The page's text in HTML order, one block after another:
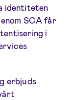
identiteten
SCA får
i
erbjuds